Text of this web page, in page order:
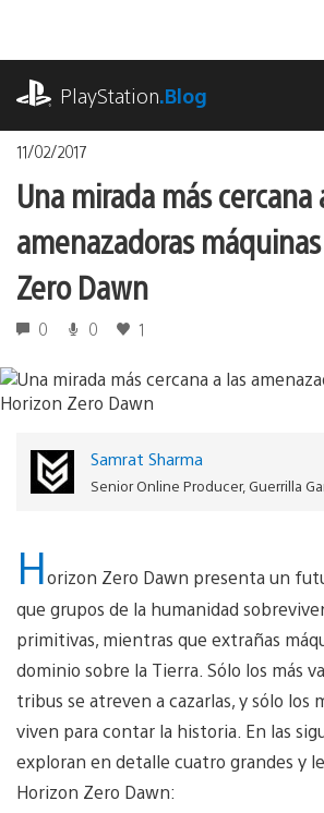
contenido
PlayStation.Blog
11/02/2017
Una mirada más cercana
amenazadoras
Zero Dawn
0 0 1
Samrat Sharma
Senior Online Producer, Guerrilla
Horizon Zero Dawn presenta un
que grupos de la humanidad
primitivas, mientras que extrañas
dominio sobre la Tierra. Sólo los más
tribus se atreven a cazarlas, y sólo los
viven para contar la historia. En las
exploran en detalle cuatro grandes y
Horizon Zero Dawn: